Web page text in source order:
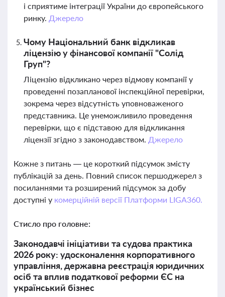
і сприятиме інтеграції України до європейського
ринку. Джерело
Чому Національний банк відкликав
ліцензію у фінансової компанії "Солід
Груп"?
Ліцензію відкликано через відмову компанії у
проведенні позапланової інспекційної перевірки,
зокрема через відсутність уповноваженого
представника. Це унеможливило проведення
перевірки, що є підставою для відкликання
ліцензії згідно з законодавством. Джерело
Кожне з питань — це короткий підсумок змісту
публікацій за день. Повний список першоджерел з
посиланнями та розширений підсумок за добу
доступні у комерційній версії Платформи LIGA360.
Стисло про головне:
Законодавчі ініціативи та судова практика
2026 року: удосконалення корпоративного
управління, державна реєстрація юридичних
осіб та вплив податкової реформи ЄС на
український бізнес